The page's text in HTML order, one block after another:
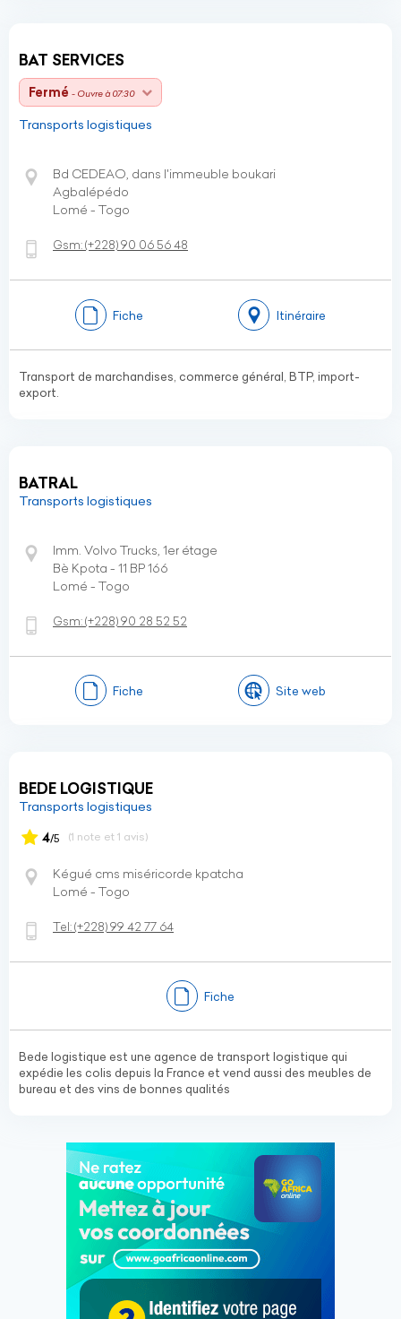
BAT SERVICES
Fermé - Ouvre à 07:30
Transports logistiques
Bd CEDEAO, dans l'immeuble boukari
Agbalépédo
Lomé - Togo
Gsm:(+228)90 06 56 48
Fiche Itinéraire
Transport de marchandises, commerce général, BTP, import-
export.
BATRAL
Transports logistiques
Imm. Volvo Trucks, 1er étage
Bè Kpota - 11 BP 166
Lomé - Togo
Gsm:(+228)90 28 52 52
Fiche Site web
BEDE LOGISTIQUE
Transports logistiques
4/5 (1 note et 1 avis)
Kégué cms miséricorde kpatcha
Lomé - Togo
Tel:(+228)99 42 77 64
Fiche
Bede logistique est une agence de transport logistique qui
expédie les colis depuis la France et vend aussi des meubles de
bureau et des vins de bonnes qualités